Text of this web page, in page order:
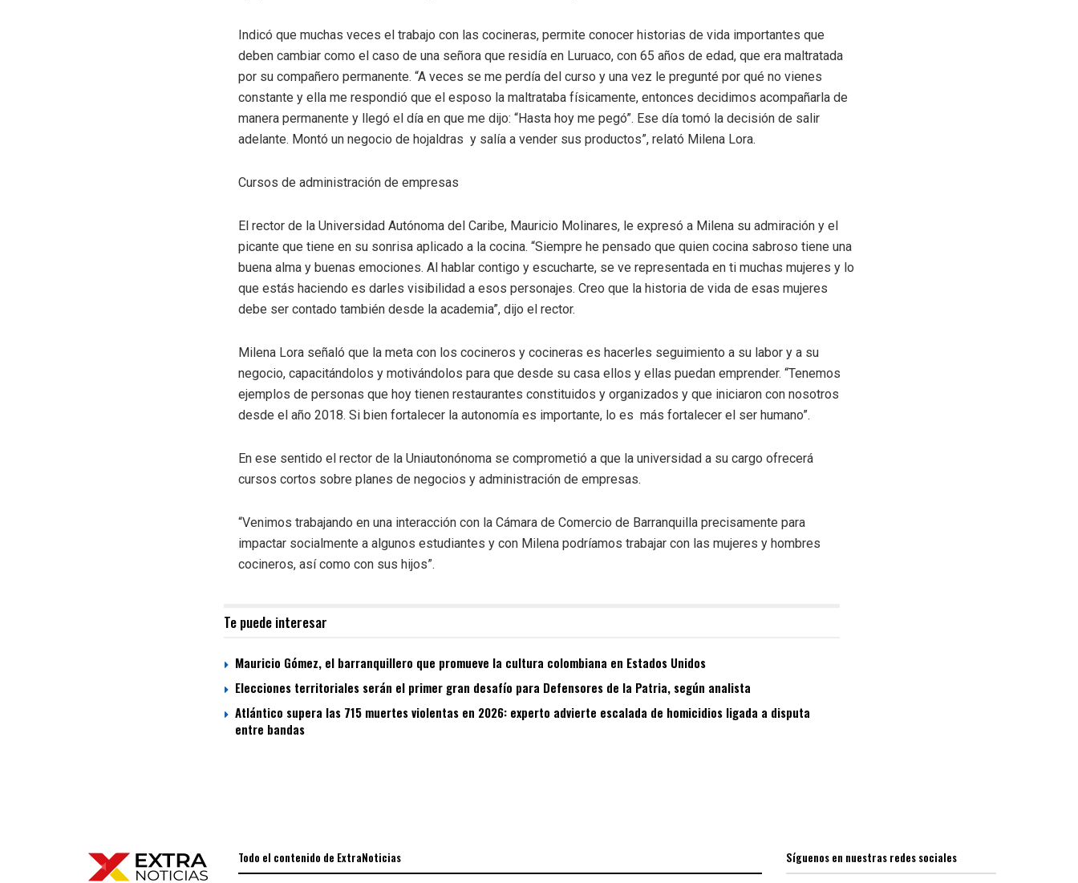
Indicó que muchas veces el trabajo con las cocineras, permite conocer historias de vida importantes que
deben cambiar como el caso de una señora que residía en Luruaco, con 65 años de edad, que era maltratada
por su compañero permanente. “A veces se me perdía del curso y una vez le pregunté por qué no vienes
constante y ella me respondió que el esposo la maltrataba físicamente, entonces decidimos acompañarla de
manera permanente y llegó el día en que me dijo: “Hasta hoy me pegó”. Ese día tomó la decisión de salir
adelante. Montó un negocio de hojaldras y salía a vender sus productos”, relató Milena Lora.
Cursos de administración de empresas
El rector de la Universidad Autónoma del Caribe, Mauricio Molinares, le expresó a Milena su admiración y el
picante que tiene en su sonrisa aplicado a la cocina. “Siempre he pensado que quien cocina sabroso tiene una
buena alma y buenas emociones. Al hablar contigo y escucharte, se ve representada en ti muchas mujeres y lo
que estás haciendo es darles visibilidad a esos personajes. Creo que la historia de vida de esas mujeres
debe ser contado también desde la academia”, dijo el rector.
Milena Lora señaló que la meta con los cocineros y cocineras es hacerles seguimiento a su labor y a su
negocio, capacitándolos y motivándolos para que desde su casa ellos y ellas puedan emprender. “Tenemos
ejemplos de personas que hoy tienen restaurantes constituidos y organizados y que iniciaron con nosotros
desde el año 2018. Si bien fortalecer la autonomía es importante, lo es más fortalecer el ser humano”.
En ese sentido el rector de la Uniautonónoma se comprometió a que la universidad a su cargo ofrecerá
cursos cortos sobre planes de negocios y administración de empresas.
“Venimos trabajando en una interacción con la Cámara de Comercio de Barranquilla precisamente para
impactar socialmente a algunos estudiantes y con Milena podríamos trabajar con las mujeres y hombres
cocineros, así como con sus hijos”.
Te puede interesar
Mauricio Gómez, el barranquillero que promueve la cultura colombiana en Estados Unidos
Elecciones territoriales serán el primer gran desafío para Defensores de la Patria, según analista
Atlántico supera las 715 muertes violentas en 2026: experto advierte escalada de homicidios ligada a disputa
entre bandas
Todo el contenido de ExtraNoticias Síguenos en nuestras redes sociales